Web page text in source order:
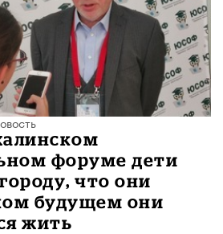
форуме дети
что они
будущем они
жить